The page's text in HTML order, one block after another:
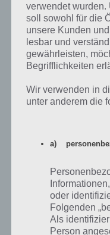
Wie ihr seht, werden die
ihr natürlich auch viele
entscheidet gut, ob sich
Weiterer Tipp: Da Ballons
Diamanten freigeschaltet
Ballons bekommt, lohnt es
wollt, so schnell an
Spielzeuge mit jedem
gegen Münzen und
Trainingsgerät 3 Sterne
Aber Erfahrung könnt ihr
verwendet wurden.
soll sowohl für die
unsere Kunden
lesbar und
gewährleisten,
Begrifflichkeiten
Wir verwenden in
unter anderem die
a)
oder
Folgenden
Als
Person